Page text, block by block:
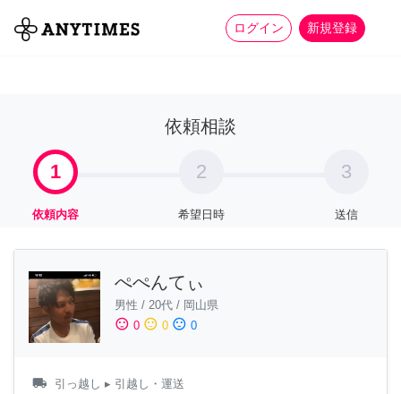
ログイン 新規登録
全て 家事 more_horiz
依頼相談
1
依頼内容
2
希望日時
3
送信
ぺぺんてぃ
男性 / 20代 / 岡山県
sentiment_satisfied 0 sentiment_neutral 0 sentiment_dissatisfied 0
local_shipping 引っ越し ▸ 引越し・運送